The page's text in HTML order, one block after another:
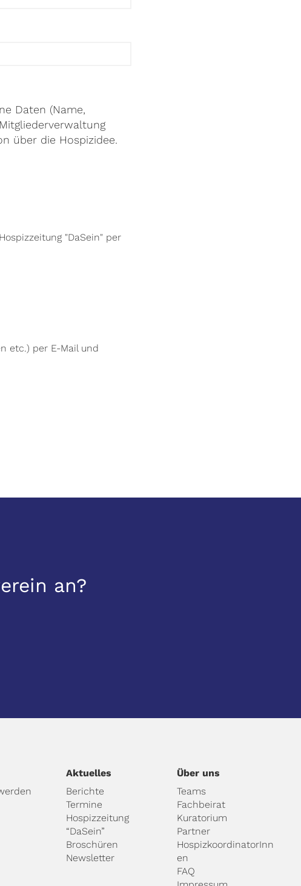
Daten (Name,
über die Hospizidee.
"DaSein" per
etc.) per E-Mail und
an?
Aktuelles
Berichte
Termine
Hospizzeitung
“DaSein”
Broschüren
Newsletter
Über uns
Teams
Fachbeirat
Kuratorium
Partner
HospizkoordinatorInn
en
FAQ